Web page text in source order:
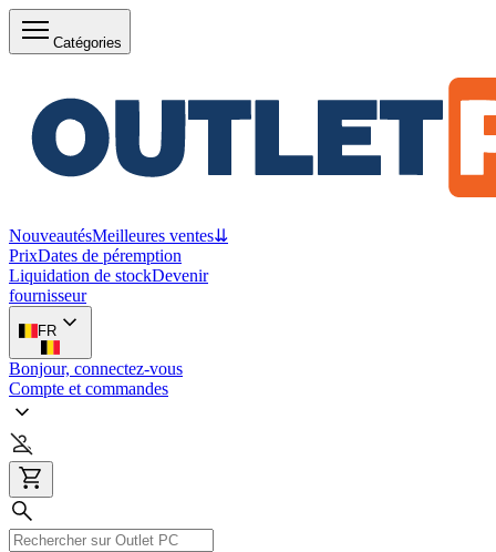
Catégories
NouveautésMeilleures ventes⇊
PrixDates de péremption
Liquidation de stockDevenir
fournisseur
FR
Bonjour, connectez-vous
Compte et commandes